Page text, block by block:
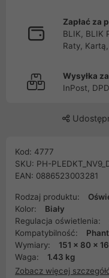
Zapłać za
BLIK, BLIK
Raty,
Wysyłka
InPost,
Kod: 4777
SKU: PH-
EAN: 0886523003281
Rodzaj produktu:
Kolor:
Biały
Regulacja oświetlenia:
Kompatybilność:
Wymiary:
151 x 80 x
Waga:
1.43 kg
Zobacz więcej